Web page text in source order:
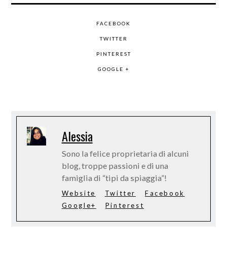
FACEBOOK
TWITTER
PINTEREST
GOOGLE +
Alessia
Sono la felice proprietaria di alcuni
blog, troppe passioni e di una
famiglia di “tipi da spiaggia”!
Website Twitter
Facebook
Google+
Pinterest